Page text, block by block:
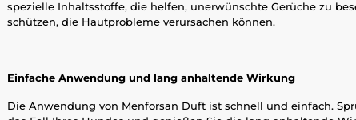
spezielle Inhaltsstoffe, die helfen, unerwünschte Gerüche zu
schützen, die Hautprobleme verursachen können.
Einfache Anwendung und lang anhaltende Wirkung
Die Anwendung von Menforsan Duft ist schnell und einfach.